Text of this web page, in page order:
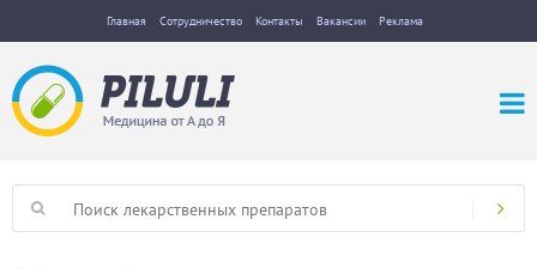
Главная Сотрудничество Контакты Вакансии Реклама